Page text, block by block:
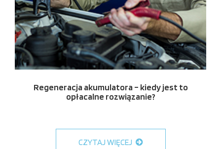
Regeneracja akumulatora – kiedy jest to
opłacalne rozwiązanie?
CZYTAJ WIĘCEJ